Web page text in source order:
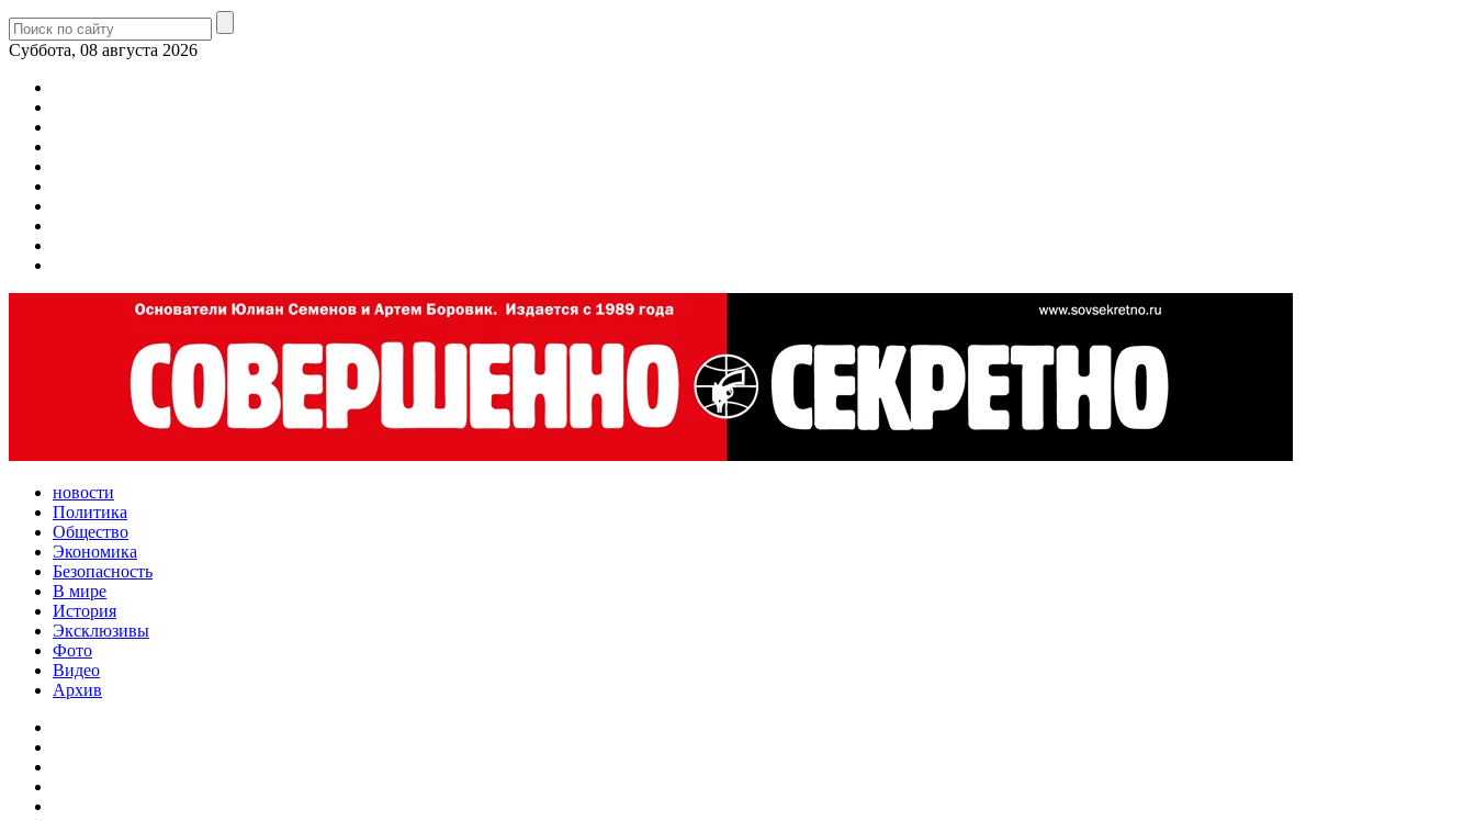
Суббота, 08 августа 2026
новости
Политика
Общество
Экономика
Безопасность
В мире
История
Эксклюзивы
Фото
Видео
Архив